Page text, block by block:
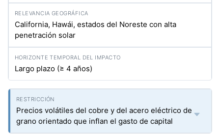
California, Hawái, estados del Noreste con alta
penetración solar
Largo plazo (≥ 4 años)
Precios volátiles del cobre y del acero eléctrico de
grano orientado que inflan el gasto de capital